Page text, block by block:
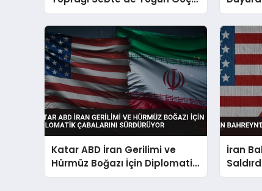
Girişimi 18 Can Aldı
Katar ABD İran Gerilimi ve
Hürmüz Boğazı İçin Diplomatik
Çabalarını Sürdürüyor
İran